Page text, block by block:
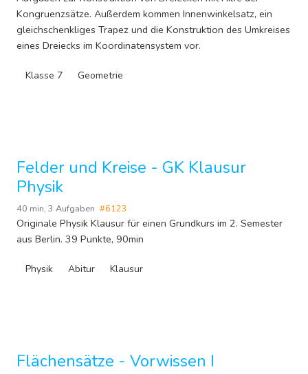
Kongruenzsätze. Außerdem kommen Innenwinkelsatz, ein
gleichschenkliges Trapez und die Konstruktion des Umkreises
eines Dreiecks im Koordinatensystem vor.
Klasse 7 Geometrie
Felder und Kreise - GK Klausur
Physik
40 min, 3 Aufgaben #6123
Originale Physik Klausur für einen Grundkurs im 2. Semester
aus Berlin. 39 Punkte, 90min
Physik Abitur Klausur
Flächensätze - Vorwissen I